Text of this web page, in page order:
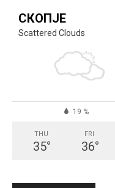
СКОПЈЕ
Scattered Clouds
19 %
THU
35°
FRI
36°